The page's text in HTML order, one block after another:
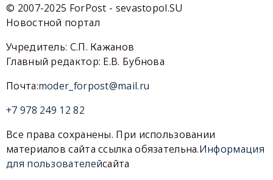
© 2007-2025 ForPost - sevastopol.SU
Новостной портал
Учредитель: С.П. Кажанов
Главный редактор: Е.В. Бубнова
Почта:moder_forpost@mail.ru
+7 978 249 12 82
Все права сохранены. При использовании
материалов сайта ссылка обязательна.Информация
для пользователейсайта